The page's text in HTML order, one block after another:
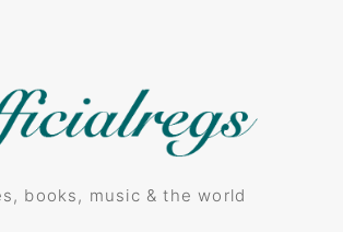
books, music & the world